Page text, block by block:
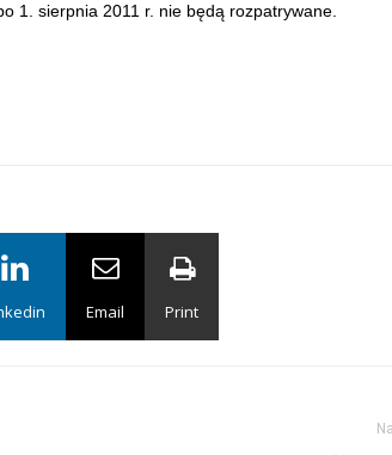
1. sierpnia 2011 r. nie będą rozpatrywane.
Email Print